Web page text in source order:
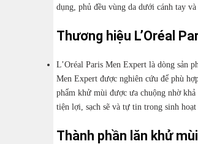
dụng, phủ đều vùng da dưới cánh tay
Thương hiệu L’Oréal
L’Oréal Paris Men Expert là dòng sản
Men Expert được nghiên cứu để phù
phẩm khử mùi được ưa chuộng nhờ
tiện lợi, sạch sẽ và tự tin trong sinh hoạt
Thành phần lăn khử